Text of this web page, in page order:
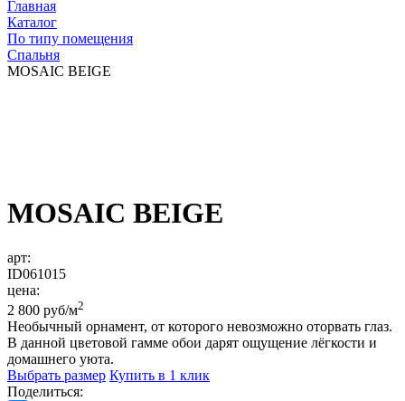
Главная
Каталог
По типу помещения
Спальня
MOSAIC BEIGE
MOSAIC BEIGE
арт:
ID061015
цена:
2 800 руб/м2
Необычный орнамент, от которого невозможно оторвать глаз.
В данной цветовой гамме обои дарят ощущение лёгкости и
домашнего уюта.
Выбрать размер Купить в 1 клик
Поделиться: